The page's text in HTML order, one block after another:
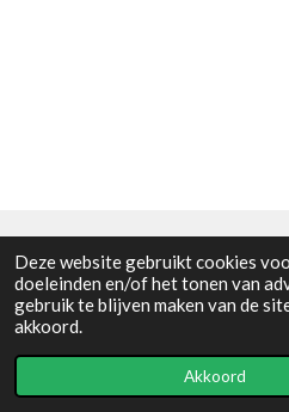
Deze website gebruikt cookies
doeleinden en/of het tonen van
gebruik te blijven maken van de
akkoord.
Akkoord
Algemene voorwaarden
© 2021 - RC en mineralenshop Het